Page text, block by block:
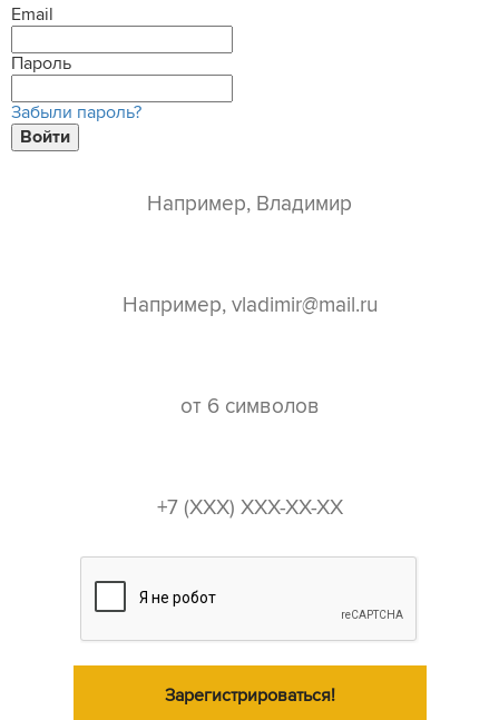
Email
Пароль
Забыли пароль?
Войти
Зарегистрироваться!